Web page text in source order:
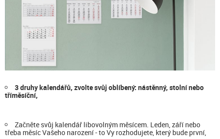
3 druhy kalendářů, zvolte svůj oblíbený: nástěnný, stolní nebo
tříměsíční,
Začněte svůj kalendář libovolným měsícem. Leden, září nebo
třeba měsíc Vašeho narození - to Vy rozhodujete, který bude první,